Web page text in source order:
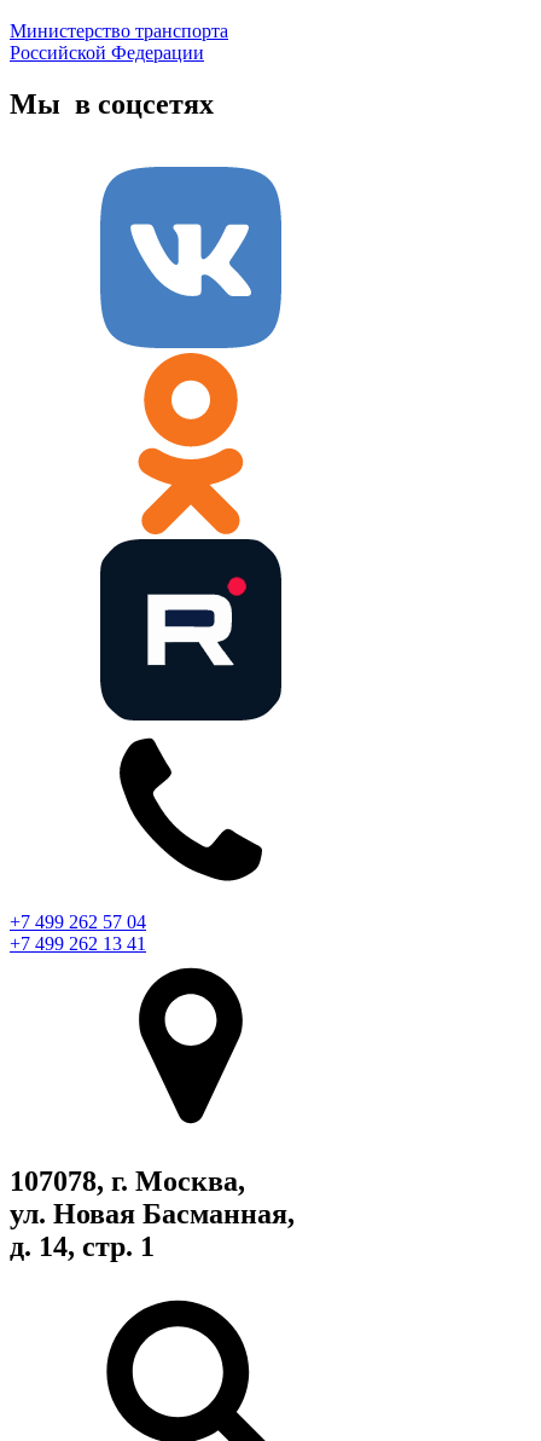
Министерство транспорта
Российской Федерации
Мы в соцсетях
+7 499 262 57 04
+7 499 262 13 41
107078, г. Москва,
ул. Новая Басманная,
д. 14, стр. 1